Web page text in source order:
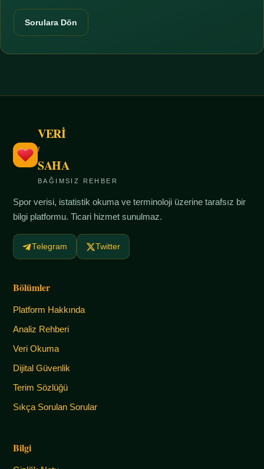
Sorulara Dön
VERİ
/
SAHA
BAĞIMSIZ REHBER
Spor verisi, istatistik okuma ve terminoloji üzerine tarafsız bir
bilgi platformu. Ticari hizmet sunulmaz.
Telegram Twitter
Bölümler
Platform Hakkında
Analiz Rehberi
Veri Okuma
Dijital Güvenlik
Terim Sözlüğü
Sıkça Sorulan Sorular
Bilgi